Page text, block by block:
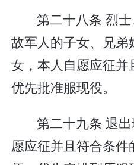
第二十八条 烈
故军人的子女、兄
女，本人自愿应征并
优先批准服现役。
第二十九条 退
愿应征并且符合条